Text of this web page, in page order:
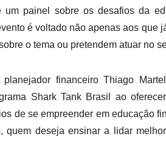
um painel sobre os desafios da
é voltado não apenas aos que
o tema ou pretendem atuar no
financeiro Thiago
Shark Tank Brasil ao
de se empreender em educação
quem deseja ensinar a lidar